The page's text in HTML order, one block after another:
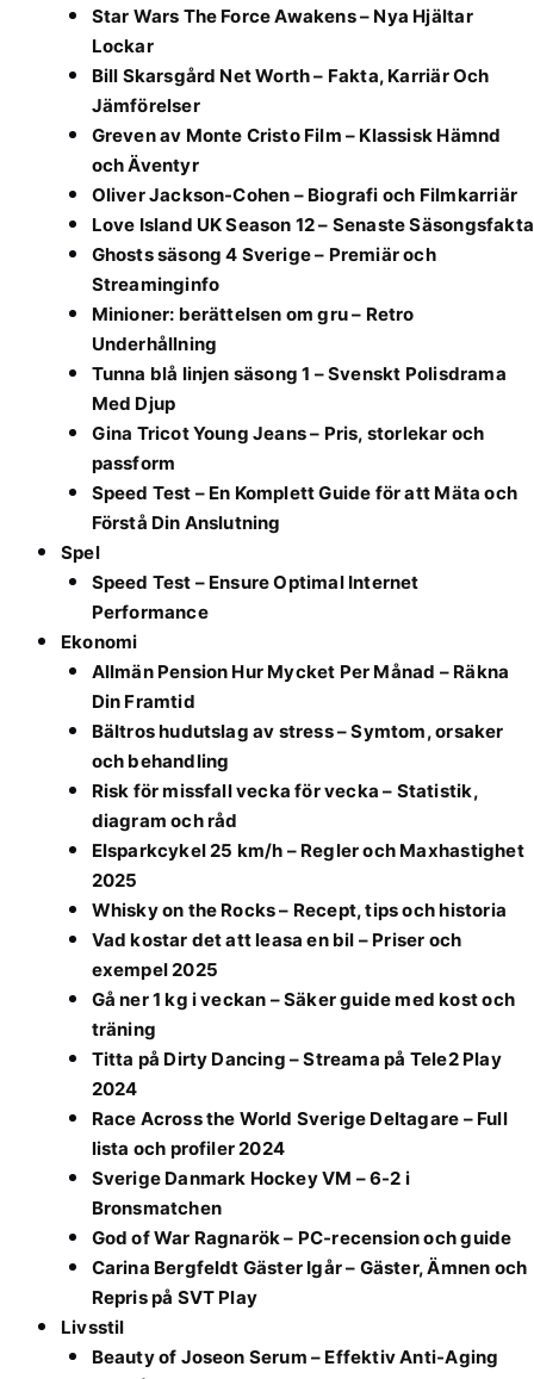
Star Wars The Force Awakens – Nya Hjältar
Lockar
Bill Skarsgård Net Worth – Fakta, Karriär Och
Jämförelser
Greven av Monte Cristo Film – Klassisk Hämnd
och Äventyr
Oliver Jackson-Cohen – Biografi och Filmkarriär
Love Island UK Season 12 – Senaste Säsongsfakta
Ghosts säsong 4 Sverige – Premiär och
Streaminginfo
Minioner: berättelsen om gru – Retro
Underhållning
Tunna blå linjen säsong 1 – Svenskt Polisdrama
Med Djup
Gina Tricot Young Jeans – Pris, storlekar och
passform
Speed Test – En Komplett Guide för att Mäta och
Förstå Din Anslutning
Spel
Speed Test – Ensure Optimal Internet
Performance
Ekonomi
Allmän Pension Hur Mycket Per Månad – Räkna
Din Framtid
Bältros hudutslag av stress – Symtom, orsaker
och behandling
Risk för missfall vecka för vecka – Statistik,
diagram och råd
Elsparkcykel 25 km/h – Regler och Maxhastighet
2025
Whisky on the Rocks – Recept, tips och historia
Vad kostar det att leasa en bil – Priser och
exempel 2025
Gå ner 1 kg i veckan – Säker guide med kost och
träning
Titta på Dirty Dancing – Streama på Tele2 Play
2024
Race Across the World Sverige Deltagare – Full
lista och profiler 2024
Sverige Danmark Hockey VM – 6-2 i
Bronsmatchen
God of War Ragnarök – PC-recension och guide
Carina Bergfeldt Gäster Igår – Gäster, Ämnen och
Repris på SVT Play
Livsstil
Beauty of Joseon Serum – Effektiv Anti-Aging